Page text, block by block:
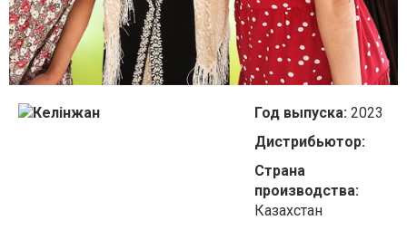
Год выпуска: 2023
Дистрибьютор:
Страна
производства:
Казахстан